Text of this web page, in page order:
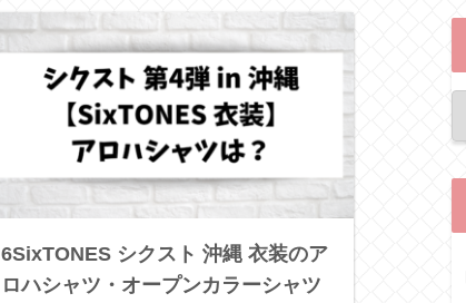
6SixTONES シクスト 沖縄 衣装のア
ロハシャツ・オープンカラーシャツ